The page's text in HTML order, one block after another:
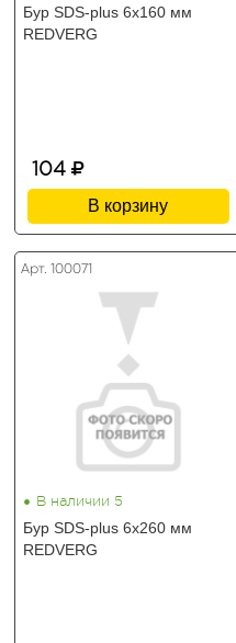
Бур SDS-plus 6х160 мм
REDVERG
104
В корзину
Арт. 100071
• В наличии 5
Бур SDS-plus 6х260 мм
REDVERG